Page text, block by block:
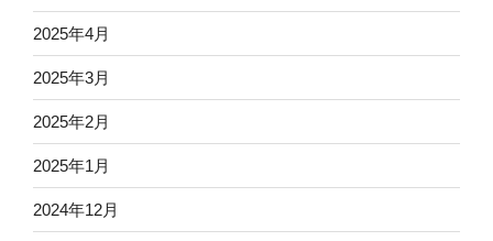
2025年4月
2025年3月
2025年2月
2025年1月
2024年12月